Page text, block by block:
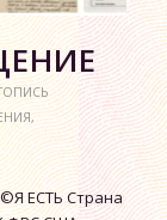
,
ЕСТЬ Страна